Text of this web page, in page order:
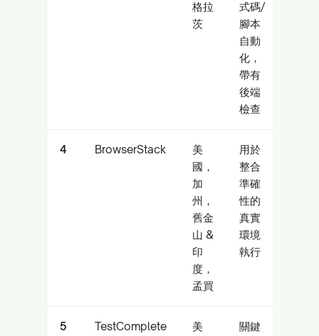
格拉
茨
式碼/
腳本
自動
化，
帶有
後端
檢查
4 BrowserStack
美
國，
加
州，
舊金
山 &
印
度，
孟買
用於
整合
準確
性的
真實
環境
執行
5 TestComplete
美
關鍵